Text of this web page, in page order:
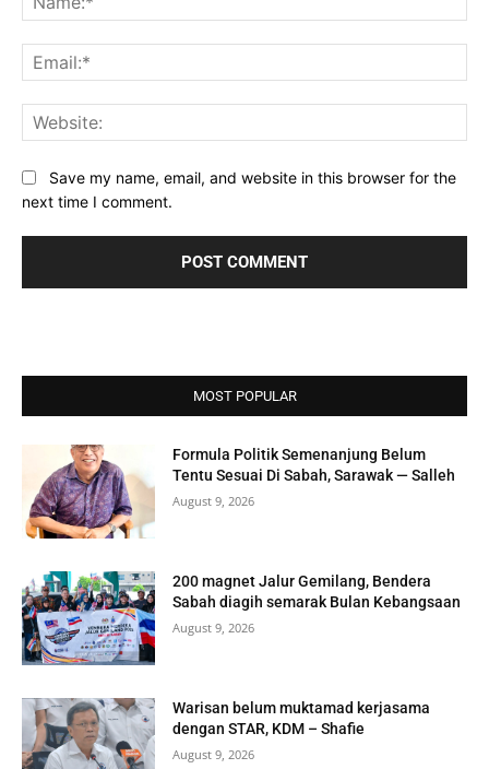
Save my name, email, and website in this browser for the
next time I comment.
MOST POPULAR
Formula Politik Semenanjung Belum
Tentu Sesuai Di Sabah, Sarawak — Salleh
August 9, 2026
200 magnet Jalur Gemilang, Bendera
Sabah diagih semarak Bulan Kebangsaan
August 9, 2026
Warisan belum muktamad kerjasama
dengan STAR, KDM – Shafie
August 9, 2026